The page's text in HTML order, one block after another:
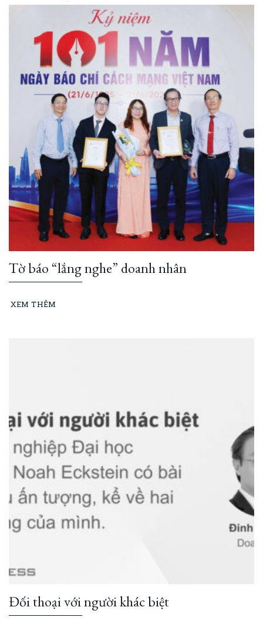
Tờ báo “lắng nghe” doanh nhân
XEM THÊM
Đối thoại với người khác biệt